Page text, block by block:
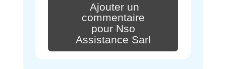
Ajouter un
commentaire
pour Nso
Assistance Sarl